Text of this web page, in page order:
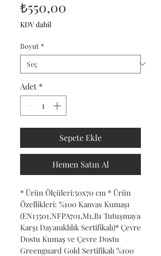
₺550,00
KDV dahil
Boyut *
Adet *
Sepete Ekle
Hemen Satın Al
* Ürün Ölçüleri:50x70 cm * Ürün
Özellikleri: %100 Kanvas Kumaşı
(EN13501,NFPA701,M1,B1 Tutuşmaya
Karşı Dayanıklılık Sertifikalı)* Çevre
Dostu Kumaş ve Çevre Dostu
Greenguard Gold Sertifikalı %100